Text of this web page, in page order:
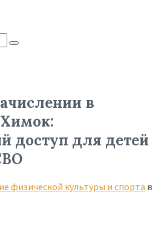
в
доступ для детей
физической культуры и спорта в